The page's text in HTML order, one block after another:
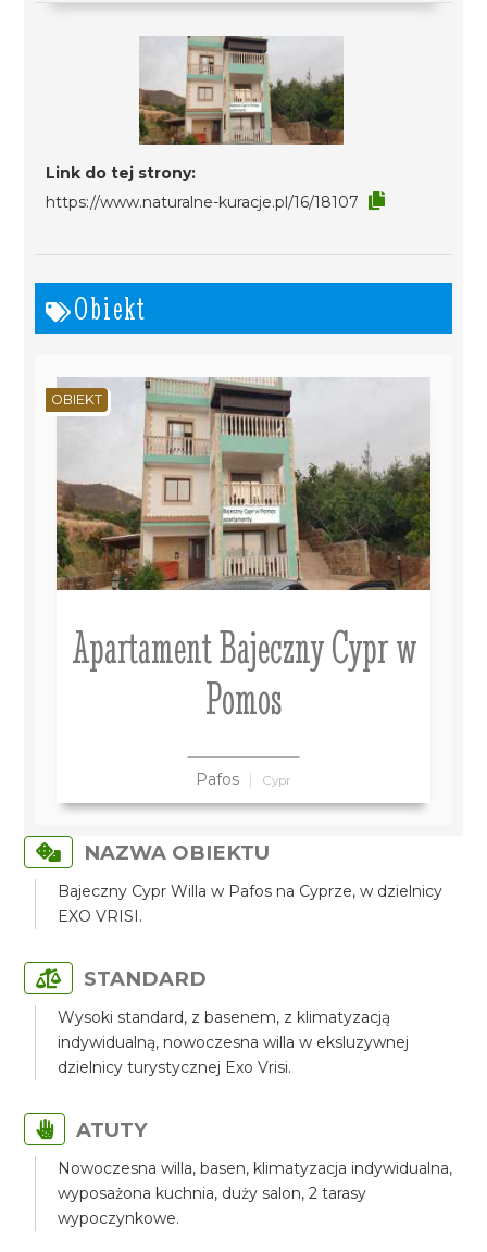
Link do tej strony:
https://www.naturalne-kuracje.pl/16/18107
Obiekt
Apartament Bajeczny Cypr w
Pomos
Pafos Cypr
OBIEKT
NAZWA OBIEKTU
Bajeczny Cypr Willa w Pafos na Cyprze, w dzielnicy
EXO VRISI.
STANDARD
Wysoki standard, z basenem, z klimatyzacją
indywidualną, nowoczesna willa w eksluzywnej
dzielnicy turystycznej Exo Vrisi.
ATUTY
Nowoczesna willa, basen, klimatyzacja indywidualna,
wyposażona kuchnia, duży salon, 2 tarasy
wypoczynkowe.